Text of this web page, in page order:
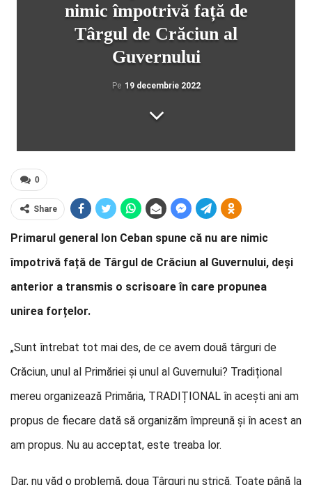
nimic împotrivă față de
Târgul de Crăciun al
Guvernului
Pe 19 decembrie 2022
0
Share
Primarul general Ion Ceban spune că nu are nimic
împotrivă față de Târgul de Crăciun al Guvernului, deși
anterior a transmis o scrisoare în care propunea
unirea forțelor.
„Sunt întrebat tot mai des, de ce avem două târguri de
Crăciun, unul al Primăriei și unul al Guvernului? Tradițional
mereu organizează Primăria, TRADIȚIONAL în acești ani am
propus de fiecare dată să organizăm împreună și în acest an
am propus. Nu au acceptat, este treaba lor.
Dar, nu văd o problemă, doua Târguri nu strică. Toate până la